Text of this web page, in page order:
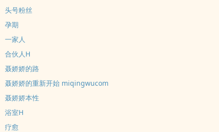
头号粉丝
孕期
一家人
合伙人H
聂娇娇的路
聂娇娇的重新开始 miqingwucom
聂娇娇本性
浴室H
疗愈